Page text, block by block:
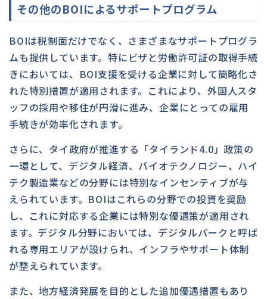
その他のBOIによるサポートプログラム
BOIは税制面だけでなく、さまざまなサポートプログラ
ムも提供しています。特にビザと労働許可証の取得手続
きにおいては、BOI支援を受ける企業に対して簡略化さ
れた特別措置が適用されます。これにより、外国人スタ
ッフの採用や移住が円滑に進み、企業にとっての雇用
手続きが効率化されます。
さらに、タイ政府が推進する「タイランド4.0」政策の
一環として、デジタル経済、バイオテクノロジー、ハイ
テク製造業などの分野には特別なインセンティブが与
えられています。BOIはこれらの分野での投資を奨励
し、これに対応する企業には特別な優遇策が適用され
ます。デジタル分野においては、デジタルパークと呼ば
れる専用エリアが設けられ、インフラやサポート体制
が整えられています。
また、地方経済発展を目的とした追加優遇措置もあり